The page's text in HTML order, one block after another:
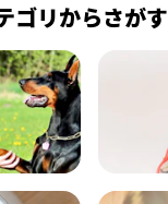
ゴリからさがす
健康